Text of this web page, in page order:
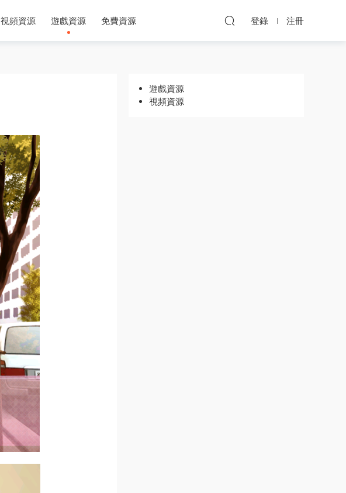
視頻資源 遊戲資源 免費資源 登錄 注冊
遊戲資源
視頻資源